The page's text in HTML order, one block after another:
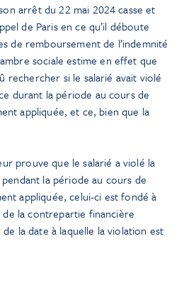
arrêt du 22 mai 2024 casse et
de Paris en ce qu’il déboute
de remboursement de l’indemnité
sociale estime en effet que
rechercher si le salarié avait violé
durant la période au cours de
appliquée, et ce, bien que la
prouve que le salarié a violé la
la période au cours de
appliquée, celui-ci est fondé à
la contrepartie financière
la date à laquelle la violation est